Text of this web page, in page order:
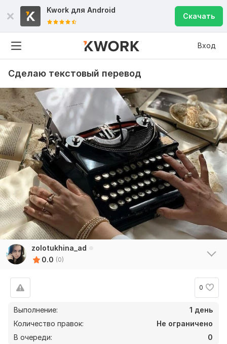
Kwork для Android
Скачать
Вход
Сделаю текстовый перевод
zolotukhina_ad
0.0 (0)
0
Выполнение:
1 день
Количество правок:
Не ограничено
В очереди:
0